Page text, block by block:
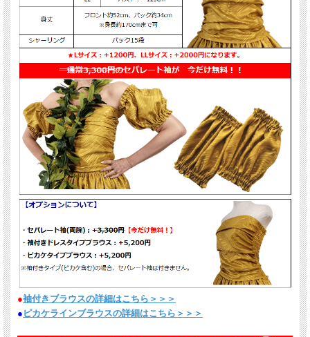
●袖付きブラウスの詳細はこちら＞＞＞
● ピカケラインブラウスの詳細はこちら＞＞＞